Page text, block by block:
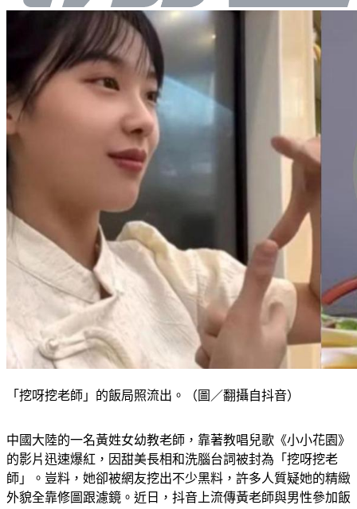
「挖呀挖老師」的飯局照流出。（圖／翻攝自抖音）
中國大陸的一名黃姓女幼教老師，靠著教唱兒歌《小小花園》
的影片迅速爆紅，因甜美長相和洗腦台詞被封為「挖呀挖老
師」。豈料，她卻被網友挖出不少黑料，許多人質疑她的精緻
外貌全靠修圖跟濾鏡。近日，抖音上流傳黃老師與男性參加飯